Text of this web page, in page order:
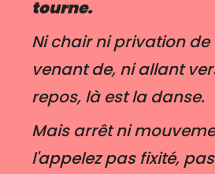
tourne.
Ni chair ni privation de
venant de, ni allant
repos, là est la danse.
Mais arrêt ni
l'appelez pas fixité,